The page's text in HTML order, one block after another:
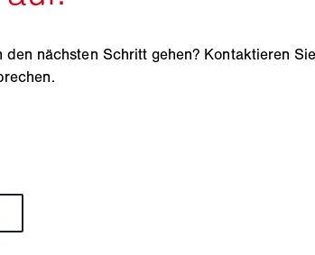
nächsten Schritt gehen? Kontaktieren